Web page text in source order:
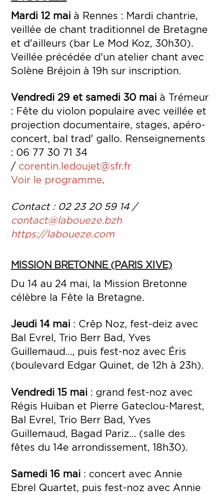
Mardi 12 maià Rennes : Mardi chantrie,
veillée de chant traditionnel de Bretagne
et d'ailleurs (bar Le Mod Koz, 30h30).
Veillée précédée d'un atelier chant avec
Solène Bréjoin à 19h sur inscription.
Vendredi 29 et samedi 30 maià Trémeur
: Fête du violon populaire avec veillée et
projection documentaire, stages, apéro-
concert, bal trad' gallo. Renseignements
: 06 77 30 71 34
/ corentin.ledoujet@sfr.fr
Voir le programme.
Contact : 02 23 20 59 14 /
contact@laboueze.bzh
https://laboueze.com
MISSION BRETONNE (PARIS XIVE)
Du 14 au 24 mai, la Mission Bretonne
célèbre la Fête la Bretagne.
Jeudi 14 mai: Crêp Noz, fest-deiz avec
Bal Evrel, Trio Berr Bad, Yves
Guillemaud…, puis fest-noz avec Éris
(boulevard Edgar Quinet, de 12h à 23h).
Vendredi 15 mai: grand fest-noz avec
Régis Huiban et Pierre Gateclou-Marest,
Bal Evrel, Trio Berr Bad, Yves
Guillemaud, Bagad Pariz… (salle des
fêtes du 14e arrondissement, 18h30).
Samedi 16 mai: concert avec Annie
Ebrel Quartet, puis fest-noz avec Annie